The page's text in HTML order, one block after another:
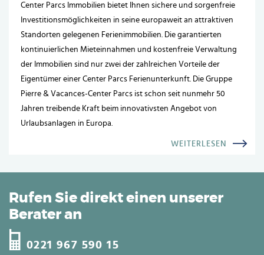
Center Parcs Immobilien bietet Ihnen sichere und sorgenfreie
Investitionsmöglichkeiten in seine europaweit an attraktiven
Standorten gelegenen Ferienimmobilien. Die garantierten
kontinuierlichen Mieteinnahmen und kostenfreie Verwaltung
der Immobilien sind nur zwei der zahlreichen Vorteile der
Eigentümer einer Center Parcs Ferienunterkunft. Die Gruppe
Pierre & Vacances-Center Parcs ist schon seit nunmehr 50
Jahren treibende Kraft beim innovativsten Angebot von
Urlaubsanlagen in Europa.
WEITERLESEN
Rufen Sie direkt einen unserer
Berater an
0221 967 590 15